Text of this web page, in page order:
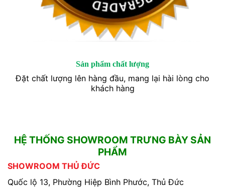
Sản phẩm chất lượng
Đặt chất lượng lên hàng đầu, mang lại hài lòng cho
khách hàng
HỆ THỐNG SHOWROOM TRƯNG BÀY SẢN
PHẨM
SHOWROOM THỦ ĐỨC
Quốc lộ 13, Phường Hiệp Bình Phước, Thủ Đức